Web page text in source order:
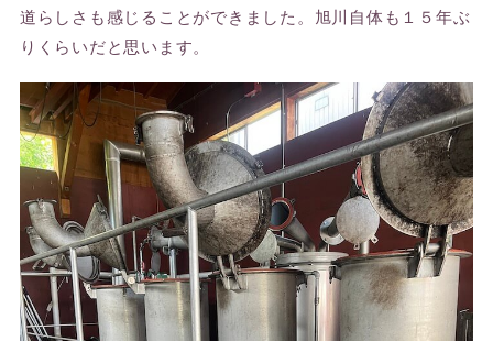
道らしさも感じることができました。旭川自体も１５年ぶ
りくらいだと思います。